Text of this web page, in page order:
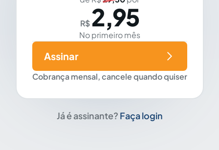
R$ 2,95
No primeiro mês
Cobrança mensal, cancele quando quiser
Assinar
Já é assinante? Faça login